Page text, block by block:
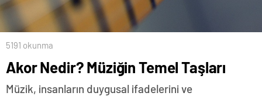
5191 okunma
Akor Nedir? Müziğin Temel Taşları
Müzik, insanların duygusal ifadelerini ve